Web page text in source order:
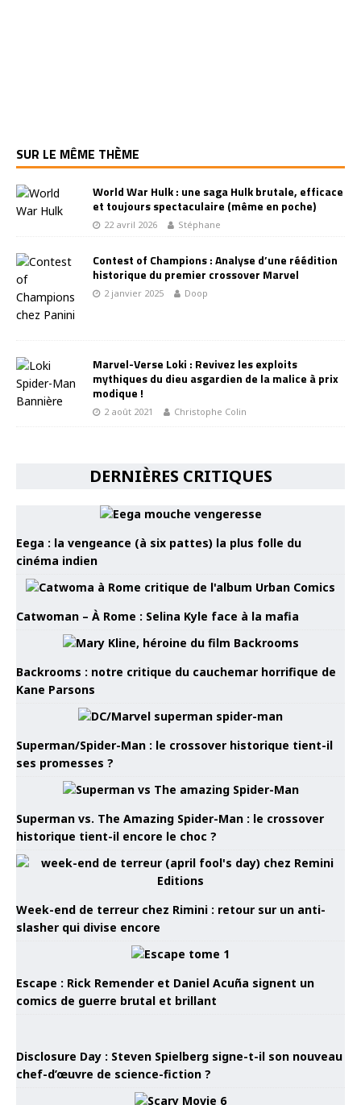
SUR LE MÊME THÈME
World War Hulk : une saga Hulk brutale, efficace
et toujours spectaculaire (même en poche)
22 avril 2026 Stéphane
Contest of Champions : Analyse d’une réédition
historique du premier crossover Marvel
2 janvier 2025 Doop
Marvel-Verse Loki : Revivez les exploits
mythiques du dieu asgardien de la malice à prix
modique !
2 août 2021 Christophe Colin
DERNIÈRES CRITIQUES
Eega : la vengeance (à six pattes) la plus folle du
cinéma indien
Catwoman – À Rome : Selina Kyle face à la mafia
Backrooms : notre critique du cauchemar horrifique de
Kane Parsons
Superman/Spider-Man : le crossover historique tient-il
ses promesses ?
Superman vs. The Amazing Spider-Man : le crossover
historique tient-il encore le choc ?
Week-end de terreur chez Rimini : retour sur un anti-
slasher qui divise encore
Escape : Rick Remender et Daniel Acuña signent un
comics de guerre brutal et brillant
Disclosure Day : Steven Spielberg signe-t-il son nouveau
chef-d’œuvre de science-fiction ?